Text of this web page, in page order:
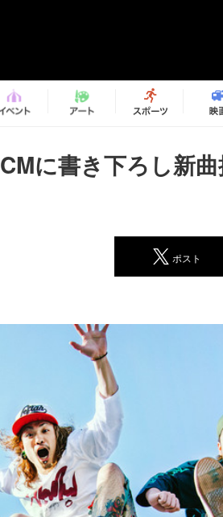
に書き下ろし新
ポスト